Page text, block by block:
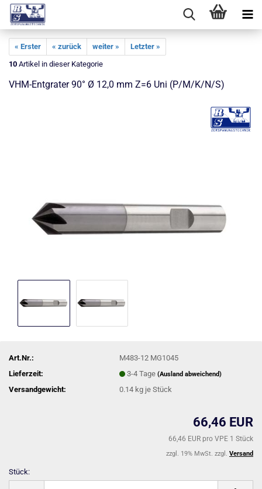
« Erster « zurück weiter »
Letzter »
10 Artikel in dieser Kategorie
VHM-Entgrater 90° Ø 12,0 mm Z=6 Uni (P/M/K/N/S)
Art.Nr.:
M483-12 MG1045
Lieferzeit:
3-4 Tage(Ausland abweichend)
Versandgewicht: 0.14 kg je Stück
66,46 EUR
66,46 EUR pro VPE 1 Stück
zzgl. 19% MwSt. zzgl. Versand
Stück: